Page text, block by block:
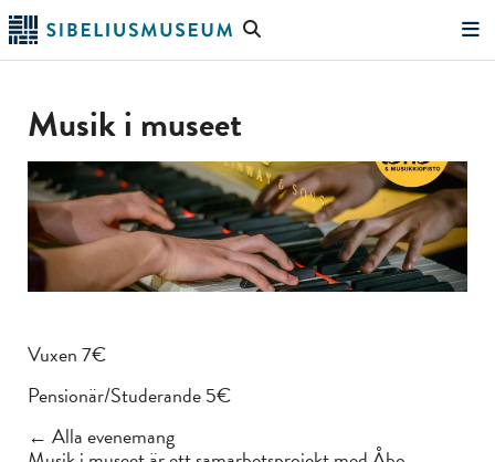
Hoppa
till
huvudinnehållet
Sök
Musik i museet
Vuxen 7€
Pensionär/Studerande 5€
← Alla evenemang